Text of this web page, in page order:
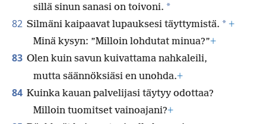
sillä sinun sanasi on toivoni. *
82 Silmäni kaipaavat lupauksesi täyttymistä. * +
Minä kysyn: ”Milloin lohdutat minua?”+
83 Olen kuin savun kuivattama nahkaleili,
mutta säännöksiäsi en unohda.+
84 Kuinka kauan palvelijasi täytyy odottaa?
Milloin tuomitset vainoajani?+